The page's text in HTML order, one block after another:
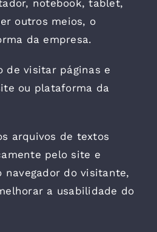
notebook, tablet,
outros meios, o
da empresa.
de visitar páginas e
ou plataforma da
arquivos de textos
pelo site e
do visitante,
a usabilidade do